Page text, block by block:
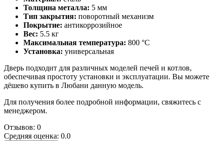
Толщина металла: 5 мм
Тип закрытия: поворотный механизм
Покрытие: антикоррозийное
Вес: 5.5 кг
Максимальная температура: 800 °C
Установка: универсальная
Дверь подходит для различных моделей печей и котлов,
обеспечивая простоту установки и эксплуатации. Вы можете
дёшево купить в Любани данную модель.
Для получения более подробной информации, свяжитесь с
менеджером.
Отзывов: 0
Средняя оценка: 0.0